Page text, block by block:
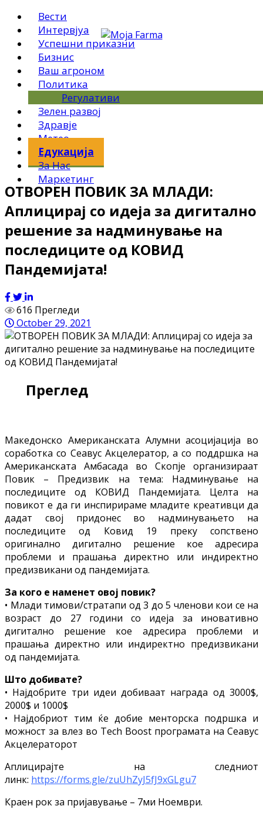
Вести
Интервјуа
Успешни приказни
Бизнис
Ваш агроном
Политика
Регулативи
Зелен развој
Здравје
Метео
Едукација
За Нас
Маркетинг
ОТВОРЕН ПОВИК ЗА МЛАДИ:
Аплицирај со идеја за дигитално
решение за надминување на
последиците од КОВИД
Пандемијата!
616 Прегледи
October 29, 2021
Преглед
Македонско Американската Алумни асоцијација во
соработка со Сеавус Акцелератор, а со поддршка на
Американската Амбасада во Скопје организираат
Повик – Предизвик на тема: Надминување на
последиците од КОВИД Пандемијата. Целта на
повикот е да ги инспирираме младите креативци да
дадат свој придонес во надминувањето на
последиците од Ковид 19 преку сопствено
оригинално дигитално решение кое адресира
проблеми и прашања директно или индиректно
предизвикани од пандемијата.
За кого е наменет овој повик?
• Млади тимови/стратапи од 3 до 5 членови кои се на
возраст до 27 години со идеја за иновативно
дигитално решение кое адресира проблеми и
прашања директно или индиректно предизвикани
од пандемијата.
Што добивате?
• Најдобрите три идеи добиваат награда од 3000$,
2000$ и 1000$
• Најдобриот тим ќе добие менторска подршка и
можност за влез во Tech Boost програмата на Сеавус
Акцелераторот
Аплицирајте на следниот
линк: https://forms.gle/zuUhZyJ5fJ9xGLgu7
Краен рок за пријавување – 7ми Ноември.